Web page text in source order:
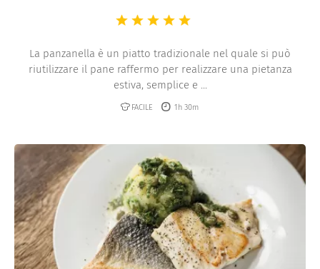
La panzanella è un piatto tradizionale nel quale si può
riutilizzare il pane raffermo per realizzare una pietanza
estiva, semplice e ...
FACILE 1h 30m